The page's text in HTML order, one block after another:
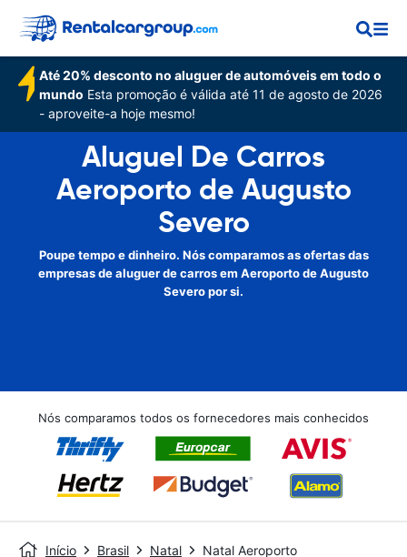
Até 20% desconto no aluguer de automóveis em todo o
mundo Esta promoção é válida até 11 de agosto de 2026
- aproveite-a hoje mesmo!
Aluguel De Carros
Aeroporto de Augusto
Severo
Poupe tempo e dinheiro. Nós comparamos as ofertas das
empresas de aluguer de carros em Aeroporto de Augusto
Severo por si.
Nós comparamos todos os fornecedores mais conhecidos
Início Brasil Natal Natal Aeroporto